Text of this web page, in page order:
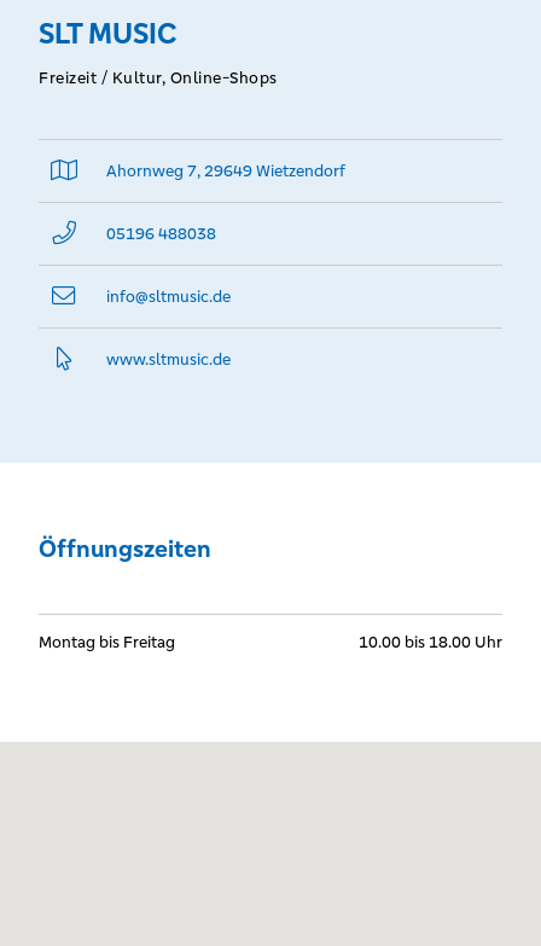
SLT MUSIC
Freizeit / Kultur, Online-Shops
Ahornweg 7, 29649 Wietzendorf
05196 488038
info@­sltmusic.de
www.­sltmusic.­de
Öffnungszeiten
Montag bis Freitag 10.00 bis 18.00 Uhr